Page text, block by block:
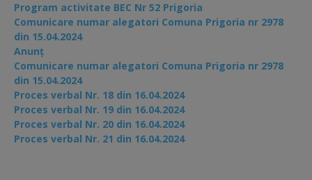
Program activitate BEC Nr 52 Prigoria
Comunicare numar alegatori Comuna Prigoria nr 2978
din 15.04.2024
Anunț
Comunicare numar alegatori Comuna Prigoria nr 2978
din 15.04.2024
Proces verbal Nr. 18 din 16.04.2024
Proces verbal Nr. 19 din 16.04.2024
Proces verbal Nr. 20 din 16.04.2024
Proces verbal Nr. 21 din 16.04.2024